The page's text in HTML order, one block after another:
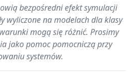
bezpośredni efekt symulacji
wyliczone na modelach dla klasy
mogą się różnić. Prosimy
jako pomoc pomocniczą przy
systemów.